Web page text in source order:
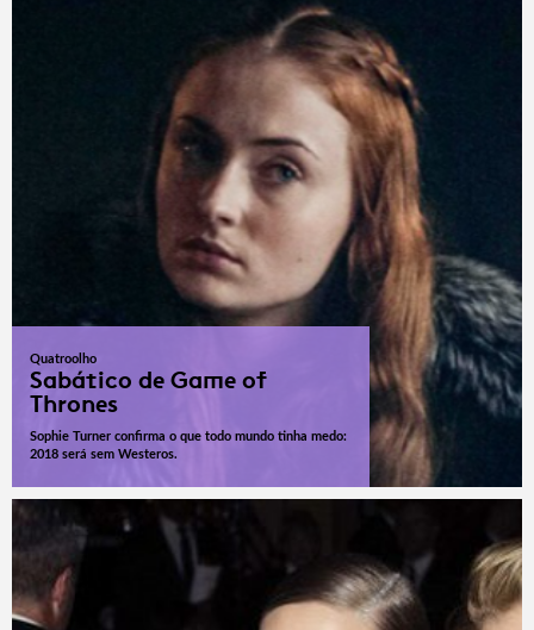
Quatroolho
Sabático de Game of
Thrones
Sophie Turner confirma o que todo mundo tinha medo:
2018 será sem Westeros.